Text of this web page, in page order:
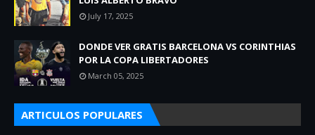
July 17, 2025
DONDE VER GRATIS BARCELONA VS CORINTHIAS
POR LA COPA LIBERTADORES
March 05, 2025
ARTICULOS POPULARES